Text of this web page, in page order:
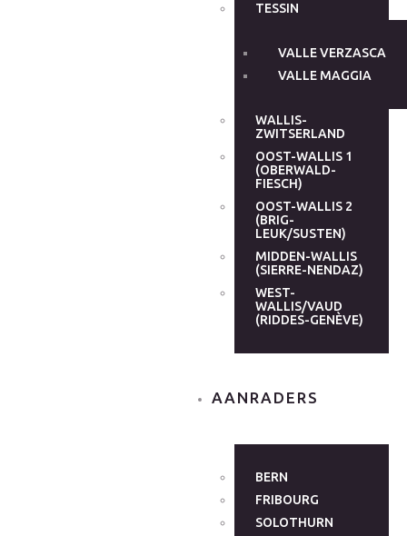
TESSIN
VALLE VERZASCA
VALLE MAGGIA
WALLIS-
ZWITSERLAND
OOST-WALLIS 1
(OBERWALD-
FIESCH)
OOST-WALLIS 2
(BRIG-
LEUK/SUSTEN)
MIDDEN-WALLIS
(SIERRE-NENDAZ)
WEST-
WALLIS/VAUD
(RIDDES-GENÈVE)
AANRADERS
BERN
FRIBOURG
SOLOTHURN